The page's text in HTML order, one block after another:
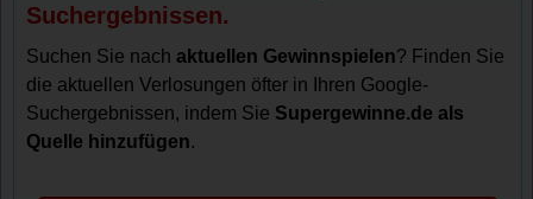
Suchergebnissen.
Suchen Sie nachaktuellen Gewinnspielen? Finden Sie
die aktuellen Verlosungen öfter in Ihren Google-
Suchergebnissen, indem Sie Supergewinne.de als
Quelle hinzufügen.